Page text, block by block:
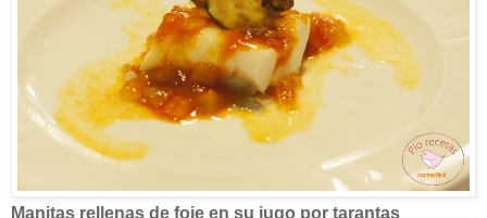
Manitas rellenas de foie en su jugo por tarantas